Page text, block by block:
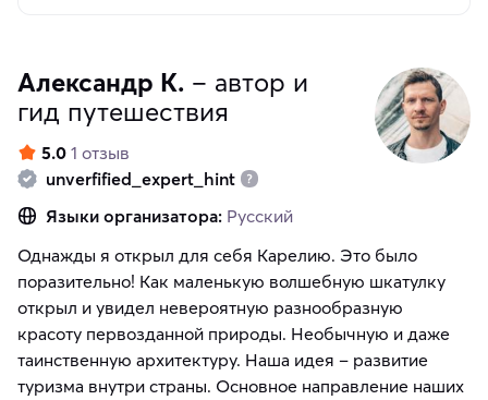
Александр К. – автор и
гид путешествия
5.0 1 отзыв
unverfified_expert_hint
Языки организатора: Русский
Однажды я открыл для себя Карелию. Это было
поразительно! Как маленькую волшебную шкатулку
открыл и увидел невероятную разнообразную
красоту первозданной природы. Необычную и даже
таинственную архитектуру. Наша идея – развитие
туризма внутри страны. Основное направление наших